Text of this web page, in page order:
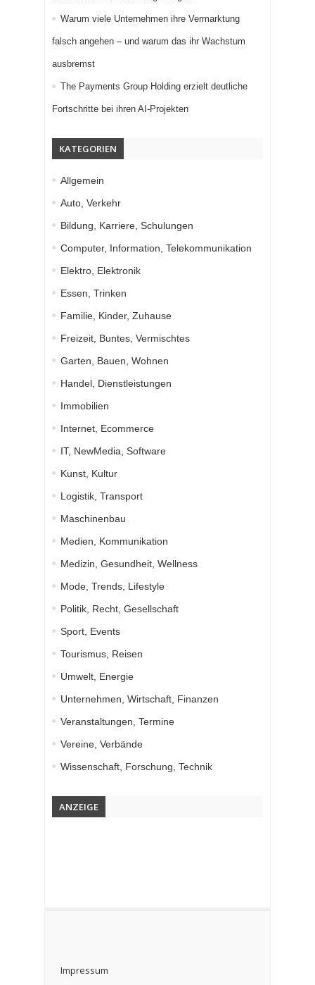
Warum viele Unternehmen ihre Vermarktung
falsch angehen – und warum das ihr Wachstum
ausbremst
The Payments Group Holding erzielt deutliche
Fortschritte bei ihren AI-Projekten
KATEGORIEN
Allgemein
Auto, Verkehr
Bildung, Karriere, Schulungen
Computer, Information, Telekommunikation
Elektro, Elektronik
Essen, Trinken
Familie, Kinder, Zuhause
Freizeit, Buntes, Vermischtes
Garten, Bauen, Wohnen
Handel, Dienstleistungen
Immobilien
Internet, Ecommerce
IT, NewMedia, Software
Kunst, Kultur
Logistik, Transport
Maschinenbau
Medien, Kommunikation
Medizin, Gesundheit, Wellness
Mode, Trends, Lifestyle
Politik, Recht, Gesellschaft
Sport, Events
Tourismus, Reisen
Umwelt, Energie
Unternehmen, Wirtschaft, Finanzen
Veranstaltungen, Termine
Vereine, Verbände
Wissenschaft, Forschung, Technik
ANZEIGE
Impressum